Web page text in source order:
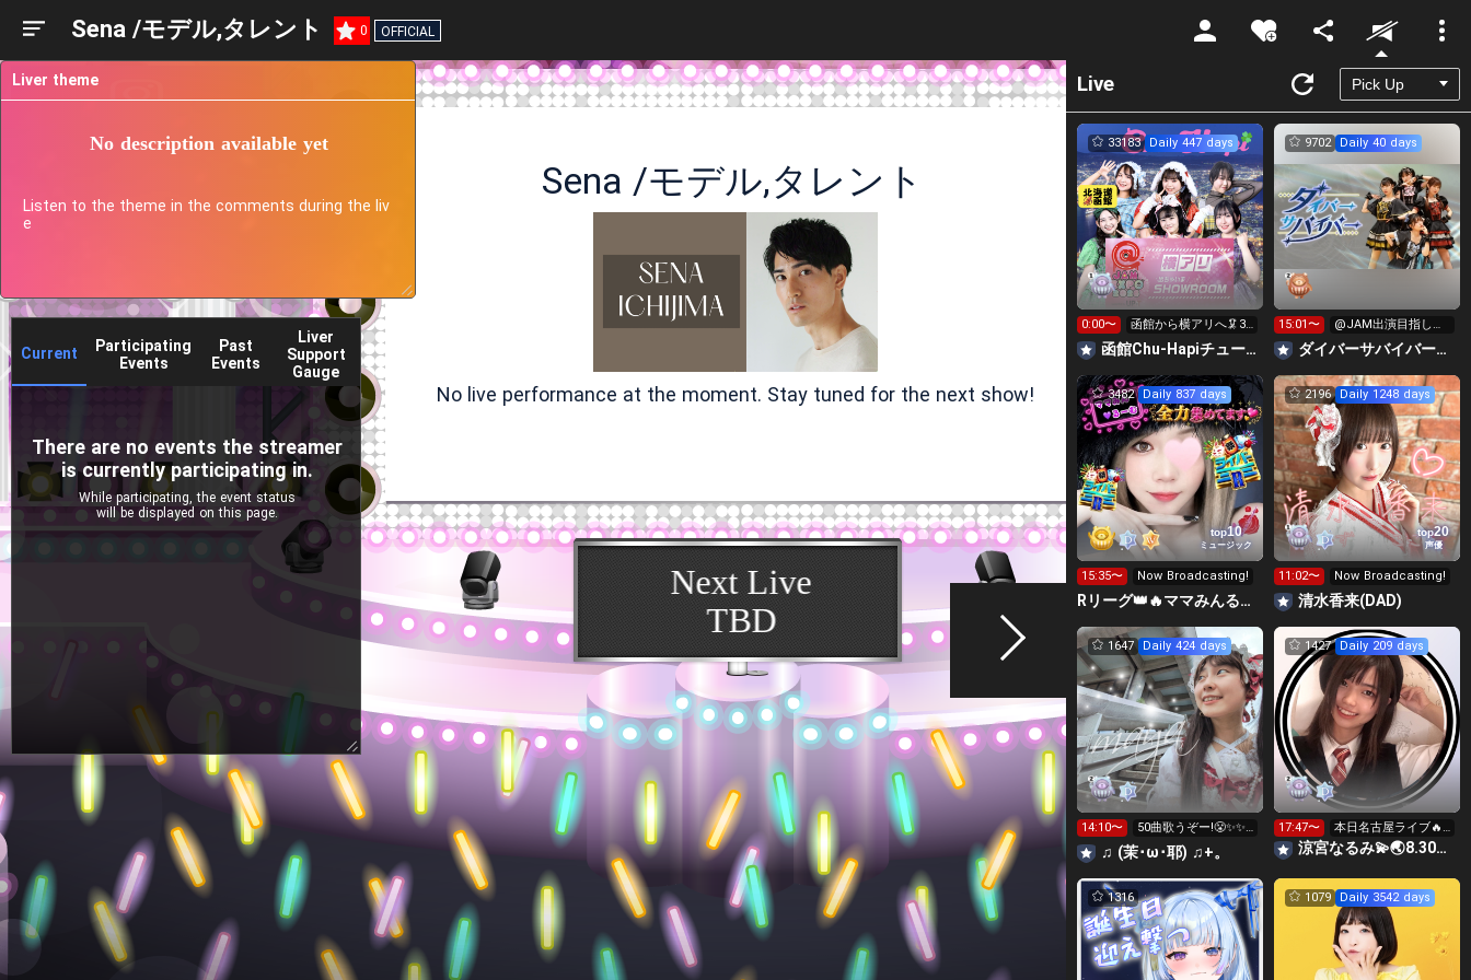
Sena /モデル,タレント 0 OFFICIAL
Unmute
Sena /モデル,タレント
No live performance at the moment. Stay tuned for the next show!
Current
Participating
Events
Past
Events
Liver
Support
Gauge
There are no events the streamer
is currently participating in.
While participating, the event status
will be displayed on this page.
Liver theme
No description available yet
Listen to the theme in the comments during the liv
e
Live
33183 Daily 447 days
0:00〜
函館から横アリへ🦑33
0万pt目標！キラ星
求！
函館Chu-Hapiチューハピ🌈
9702 Daily 40 days
15:01〜
@JAM出演目指して
イベント挑戦中！
‪ダイバーサバイバー【公式】
top10
ミュージック
3482 Daily 837 days
15:35〜 Now Broadcasting!
Rリーグ👑🔥ママみんるーむ💁‍♀️💜
top20
声優
2196 Daily 1248 days
11:02〜 Now Broadcasting!
清水香来(DAD)
1647 Daily 424 days
14:10〜
50曲歌うぞー!😤✨✨
あと13曲!!😆🌸
♫ (茉⁠･⁠ω⁠･⁠耶) ♫+。
1427 Daily 209 days
17:47〜
本日名古屋ライブ🔥
くる人教えてー
涼宮なるみ💫🌏8.30動員重要🔥
1316 1079 Daily 3542 days